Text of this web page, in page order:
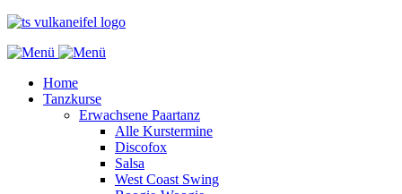
Home
Tanzkurse
Erwachsene Paartanz
Alle Kurstermine
Discofox
Salsa
West Coast Swing